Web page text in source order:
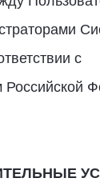
с
Российской